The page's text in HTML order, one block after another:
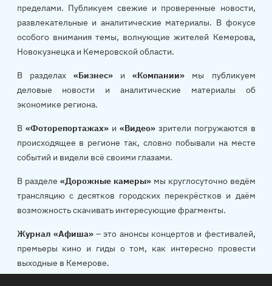
пределами. Публикуем свежие и проверенные новости,
развлекательные и аналитические материалы. В фокусе
особого внимания темы, волнующие жителей Кемерова,
Новокузнецка и Кемеровской области.
В разделах «Бизнес»и«Компании» мы публикуем
деловые новости и аналитические материалы об
экономике региона.
В «Фоторепортажах»и«Видео» зрители погружаются в
происходящее в регионе так, словно побывали на месте
событий и видели всё своими глазами.
В разделе «Дорожные камеры»мы круглосуточно ведём
трансляцию с десятков городских перекрёстков и даём
возможность скачивать интересующие фрагменты.
Журнал «Афиша»– это анонсы концертов и фестивалей,
премьеры кино и гиды о том, как интересно провести
выходные в Кемерове.